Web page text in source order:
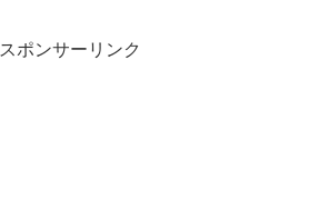
スポンサーリンク